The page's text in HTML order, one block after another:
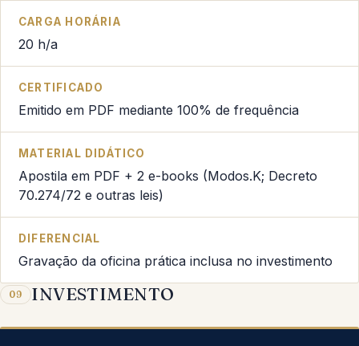
CARGA HORÁRIA
20 h/a
CERTIFICADO
Emitido em PDF mediante 100% de frequência
MATERIAL DIDÁTICO
Apostila em PDF + 2 e-books (Modos.K; Decreto
70.274/72 e outras leis)
DIFERENCIAL
Gravação da oficina prática inclusa no investimento
09 INVESTIMENTO